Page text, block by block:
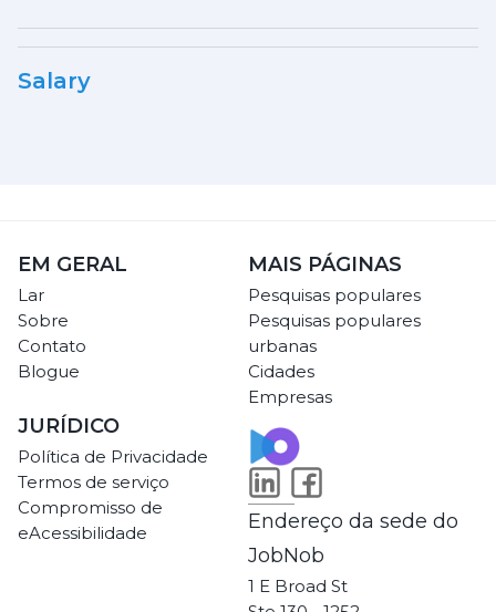
Salary
EM GERAL
Lar
Sobre
Contato
Blogue
MAIS PÁGINAS
Pesquisas populares
Pesquisas populares
urbanas
Cidades
Empresas
JURÍDICO
Política de Privacidade
Termos de serviço
Compromisso de
eAcessibilidade
Endereço da sede do
JobNob
1 E Broad St